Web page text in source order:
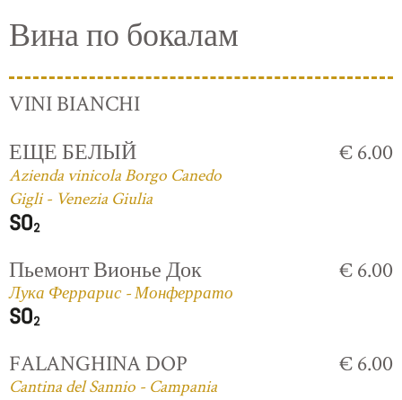
Вина по бокалам
VINI BIANCHI
ЕЩЕ БЕЛЫЙ
Azienda vinicola Borgo Canedo
Gigli - Venezia Giulia
€ 6.00
Пьемонт Вионье Док
Лука Феррарис - Монферрато
€ 6.00
FALANGHINA DOP
Cantina del Sannio - Campania
€ 6.00